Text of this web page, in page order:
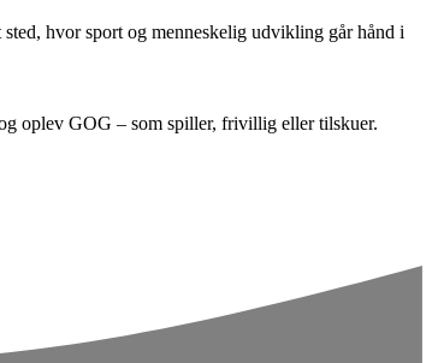
hvor sport og menneskelig udvikling går hånd i
oplev GOG – som spiller, frivillig eller tilskuer.